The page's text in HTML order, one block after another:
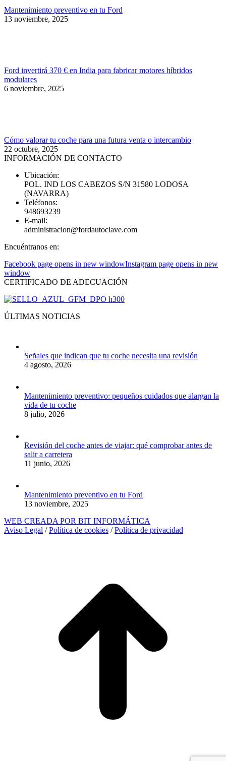
Mantenimiento preventivo en tu Ford
13 noviembre, 2025
Ford invertirá 370 € en India para fabricar motores híbridos
modulares
6 noviembre, 2025
Cómo valorar tu coche para una futura venta o intercambio
22 octubre, 2025
INFORMACIÓN DE CONTACTO
Ubicación:
POL. IND LOS CABEZOS S/N 31580 LODOSA
(NAVARRA)
Teléfonos:
948693239
E-mail:
administracion@fordautoclave.com
Encuéntranos en:
Facebook page opens in new windowInstagram page opens in new
window
CERTIFICADO DE ADECUACIÓN
ÚLTIMAS NOTICIAS
Señales que indican que tu coche necesita una revisión
4 agosto, 2026
Mantenimiento preventivo: pequeños cuidados que alargan la
vida de tu coche
8 julio, 2026
Revisión del coche antes de viajar: qué comprobar antes de
salir a carretera
11 junio, 2026
Mantenimiento preventivo en tu Ford
13 noviembre, 2025
WEB CREADA POR BIT INFORMÁTICA
Aviso Legal /Política de cookies /Política de privacidad